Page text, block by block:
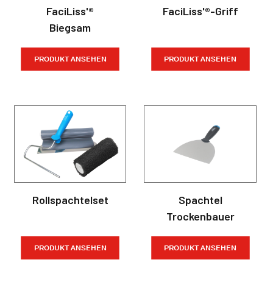
FaciLiss'®
Biegsam
PRODUKT ANSEHEN
FaciLiss'®-Griff
PRODUKT ANSEHEN
Rollspachtelset
PRODUKT ANSEHEN
Spachtel
Trockenbauer
PRODUKT ANSEHEN